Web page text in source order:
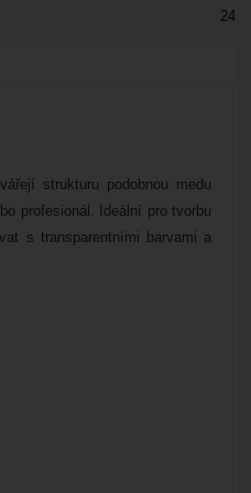
24
strukturu podobnou medu
profesionál. Ideální pro tvorbu
s transparentními barvami a